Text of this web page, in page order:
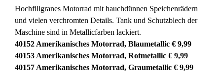
Hochfiligranes Motorrad mit hauchdünnen Speichenrädern
und vielen verchromten Details. Tank und Schutzblech der
Maschine sind in Metallicfarben lackiert.
40152 Amerikanisches Motorrad, Blaumetallic € 9,99
40153 Amerikanisches Motorrad, Rotmetallic € 9,99
40157 Amerikanisches Motorrad, Graumetallic € 9,99